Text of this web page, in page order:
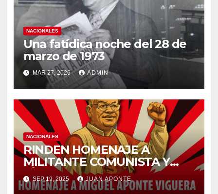
NACIONALES
Una fatídica noche del 28 de
marzo de 1973
MAR 27, 2026 ADMIN
NACIONALES
RINDEN HOMENAJE A
MILITANTE COMUNISTA Y
LÍDER MIGUEL ANGEL
APONTE VIGUERA
SEP 19, 2025 JUAN APONTE